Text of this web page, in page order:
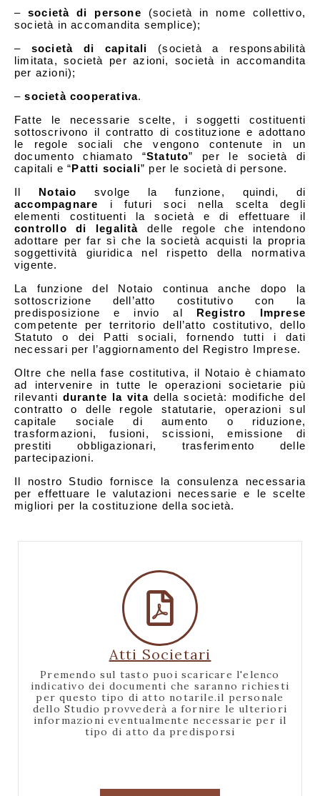
– società di persone (società in nome collettivo,
società in accomandita semplice);
– società di capitali (società a responsabilità
limitata, società per azioni, società in accomandita
per azioni);
–società cooperativa.
Fatte le necessarie scelte, i soggetti costituenti
sottoscrivono il contratto di costituzione e adottano
le regole sociali che vengono contenute in un
documento chiamato “Statuto” per le società di
capitali e “Patti sociali” per le società di persone.
Il Notaio svolge la funzione, quindi, di
accompagnare i futuri soci nella scelta degli
elementi costituenti la società e di effettuare il
controllo di legalità delle regole che intendono
adottare per far sì che la società acquisti la propria
soggettività giuridica nel rispetto della normativa
vigente.
La funzione del Notaio continua anche dopo la
sottoscrizione dell’atto costitutivo con la
predisposizione e invio al Registro Imprese
competente per territorio dell’atto costitutivo, dello
Statuto o dei Patti sociali, fornendo tutti i dati
necessari per l’aggiornamento del Registro Imprese.
Oltre che nella fase costitutiva, il Notaio è chiamato
ad intervenire in tutte le operazioni societarie più
rilevanti durante la vitadella società: modifiche del
contratto o delle regole statutarie, operazioni sul
capitale sociale di aumento o riduzione,
trasformazioni, fusioni, scissioni, emissione di
prestiti obbligazionari, trasferimento delle
partecipazioni.
Il nostro Studio fornisce la consulenza necessaria
per effettuare le valutazioni necessarie e le scelte
migliori per la costituzione della società.
Atti Societari
Premendo sul tasto puoi scaricare l'elenco
indicativo dei documenti che saranno richiesti
per questo tipo di atto notarile.il personale
dello Studio provvederà a fornire le ulteriori
informazioni eventualmente necessarie per il
tipo di atto da predisporsi